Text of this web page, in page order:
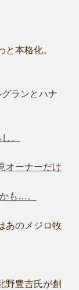
本格化。
ランとハナ
、
オーナーだけ
も…。
あのメジロ牧
野豊吉氏が創